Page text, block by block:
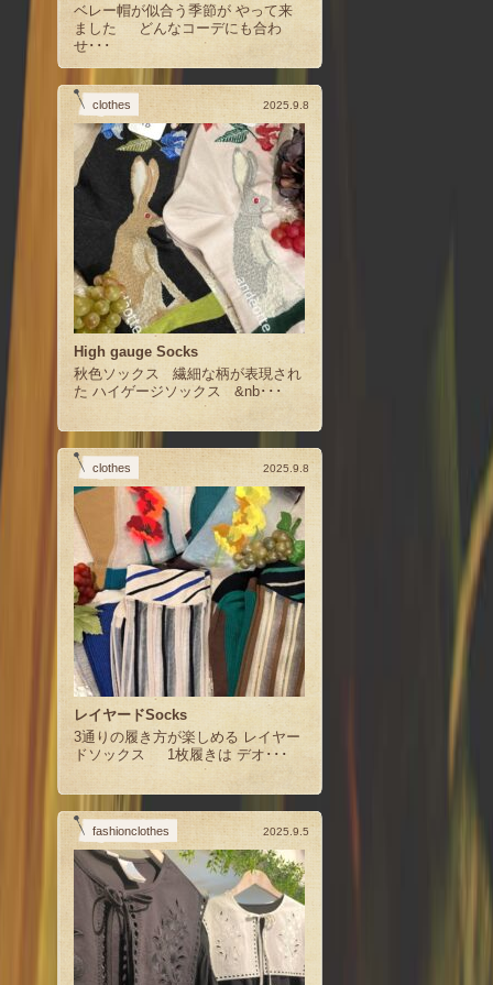
ベレー帽が似合う季節が やって来
ました どんなコーデにも合わ
せ･･･
clothes 2025.9.8
High gauge Socks
秋色ソックス 繊細な柄が表現され
た ハイゲージソックス &nb･･･
clothes 2025.9.8
レイヤードSocks
3通りの履き方が楽しめる レイヤー
ドソックス 1枚履きは デオ･･･
fashionclothes 2025.9.5